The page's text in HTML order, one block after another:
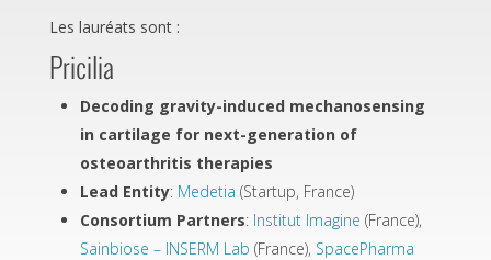
Les lauréats sont :
Pricilia
Decoding gravity-induced mechanosensing
in cartilage for next-generation of
osteoarthritis therapies
Lead Entity: Medetia (Startup, France)
Consortium Partners: Institut Imagine (France),
Sainbiose – INSERM Lab (France), SpacePharma